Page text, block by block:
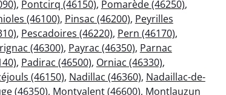
, Pontcirq (46150), Pomarède (46250),
(46100), Pinsac (46200), Peyrilles
, Pescadoires (46220), Pern (46170),
(46300), Payrac (46350), Parnac
, Padirac (46500), Orniac (46330),
(46150), Nadillac (46360), Nadaillac-de-
(46350), Montvalent (46600), Montlauzun